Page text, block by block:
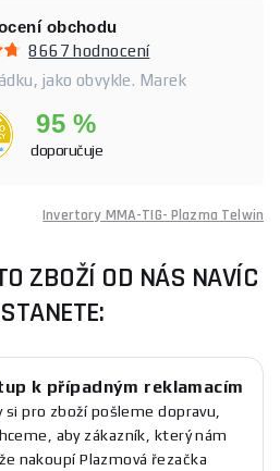
obchodu
8667 hodnocení
jako obvykle. Marek
95 %
doporučuje
Invertory MMA-TIG- Plazma Telwin
ZBOŽÍ OD NÁS NAVÍC
k případným reklamacím
pro zboží pošleme dopravu,
aby zákazník, který nám
nakoupí Plazmová řezačka